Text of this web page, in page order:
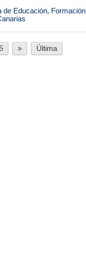
de Educación, Formación
» Última